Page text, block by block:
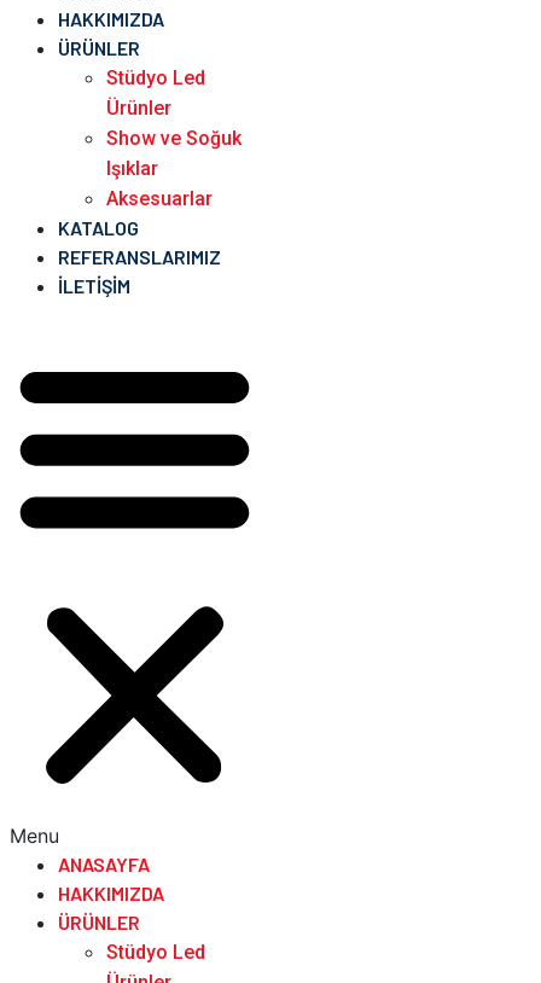
HAKKIMIZDA
ÜRÜNLER
Stüdyo Led
Ürünler
Show ve Soğuk
Işıklar
Aksesuarlar
KATALOG
REFERANSLARIMIZ
İLETIŞIM
Menu
ANASAYFA
HAKKIMIZDA
ÜRÜNLER
Stüdyo Led